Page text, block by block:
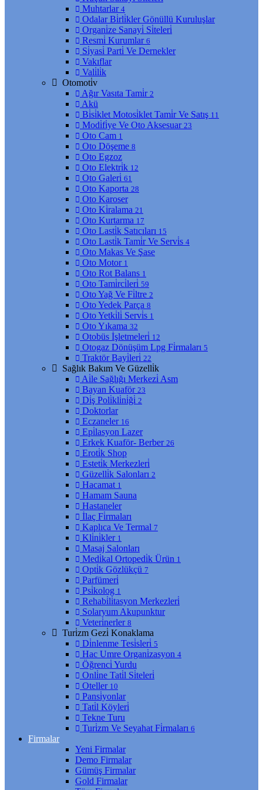
Muhtarlar 4
Odalar Bi̇rli̇kler Gönüllü Kuruluşlar
Organi̇ze Sanayi̇ Si̇teleri̇
Resmi̇ Kurumlar 6
Si̇yasi̇ Parti̇ Ve Dernekler
Vakıflar
Vali̇li̇k
Otomoti̇v
Ağır Vasıta Tami̇r 2
Akü
Bi̇si̇klet Motosi̇klet Tami̇r Ve Satış 11
Modi̇fi̇ye Ve Oto Aksesuar 23
Oto Cam 1
Oto Döşeme 8
Oto Egzoz
Oto Elektri̇k 12
Oto Galeri̇ 61
Oto Kaporta 28
Oto Karoser
Oto Ki̇ralama 21
Oto Kurtarma 17
Oto Lasti̇k Satıcıları 15
Oto Lasti̇k Tami̇r Ve Servi̇s 4
Oto Makas Ve Şase
Oto Motor 1
Oto Rot Balans 1
Oto Tami̇rci̇leri̇ 59
Oto Yağ Ve Fi̇ltre 2
Oto Yedek Parça 8
Oto Yetki̇li̇ Servi̇s 1
Oto Yıkama 32
Otobüs İşletmeleri̇ 12
Otogaz Dönüşüm Lpg Fi̇rmaları 5
Traktör Bayi̇leri̇ 22
Sağlık Bakım Ve Güzelli̇k
Ai̇le Sağlığı Merkezi̇ Asm
Bayan Kuaför 23
Di̇ş Poli̇kli̇ni̇ği̇ 2
Doktorlar
Eczaneler 16
Epi̇lasyon Lazer
Erkek Kuaför- Berber 26
Eroti̇k Shop
Esteti̇k Merkezleri̇
Güzelli̇k Salonları 2
Hacamat 1
Hamam Sauna
Hastaneler
İlaç Fi̇rmaları
Kaplıca Ve Termal 7
Kli̇ni̇kler 1
Masaj Salonları
Medi̇kal Ortopedi̇k Ürün 1
Opti̇k Gözlükçü 7
Parfümeri̇
Psi̇kolog 1
Rehabi̇li̇tasyon Merkezleri̇
Solaryum Akupunktur
Veteri̇nerler 8
Turi̇zm Gezi̇ Konaklama
Di̇nlenme Tesi̇sleri̇ 5
Hac Umre Organi̇zasyon 4
Öğrenci̇ Yurdu
Onli̇ne Tati̇l Si̇teleri̇
Oteller 10
Pansi̇yonlar
Tati̇l Köyleri̇
Tekne Turu
Turi̇zm Ve Seyahat Fi̇rmaları 6
Firmalar
Yeni Firmalar
Demo Firmalar
Gümüş Firmalar
Gold Firmalar